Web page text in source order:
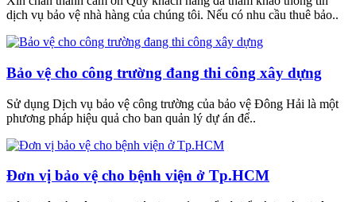
dịch vụ bảo vệ nhà hàng của chúng tôi. Nếu có nhu cầu thuê bảo..
Bảo vệ cho công trường đang thi công xây dựng
Sử dụng Dịch vụ bảo vệ công trường của bảo vệ Đông Hải là một
phương pháp hiệu quả cho ban quản lý dự án để..
Đơn vị bảo vệ cho bệnh viện ở Tp.HCM